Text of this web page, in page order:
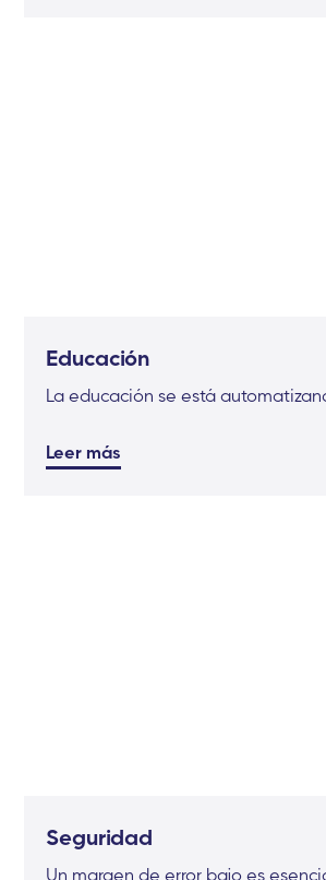
Educación
La educación se está
Leer más
Seguridad
Un margen de error bajo es